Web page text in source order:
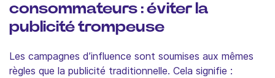
consommateurs : éviter la
publicité trompeuse
Les campagnes d’influence sont soumises aux mêmes
règles que la publicité traditionnelle. Cela signifie :